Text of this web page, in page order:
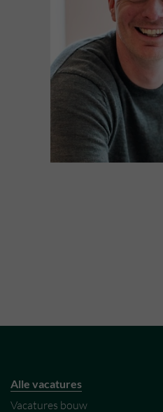
Alle vacatures
Vacatures bouw